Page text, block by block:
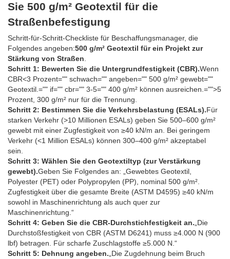
Sie 500 g/m² Geotextil für die
Straßenbefestigung
Schritt-für-Schritt-Checkliste für Beschaffungsmanager, die
Folgendes angeben:500 g/m² Geotextil für ein Projekt zur
Stärkung von Straßen
Schritt 1: Bewerten Sie die Untergrundfestigkeit (CBR).Wenn
CBR<3 Prozent="" schwach="" angeben="" 500 g/m² gewebt=""
Geotextil.="" if="" cbr="" 3-5="" 400 g/m² können ausreichen.="">5
Prozent, 300 g/m² nur für die Trennung.
Schritt 2: Bestimmen Sie die Verkehrsbelastung (ESALs).Für
starken Verkehr (>10 Millionen ESALs) geben Sie 500–600 g/m²
gewebt mit einer Zugfestigkeit von ≥40 kN/m an. Bei geringem
Verkehr (<1 Million ESALs) können 300–400 g/m² akzeptabel
sein.
Schritt 3: Wählen Sie den Geotextiltyp (zur Verstärkung
gewebt).Geben Sie Folgendes an: „Gewebtes Geotextil,
Polyester (PET) oder Polypropylen (PP), nominal 500 g/m².
Zugfestigkeit über die gesamte Breite (ASTM D4595) ≥40 kN/m
sowohl in Maschinenrichtung als auch quer zur
Maschinenrichtung.“
Schritt 4: Geben Sie die CBR-Durchstichfestigkeit an. „Die
Durchstoßfestigkeit von CBR (ASTM D6241) muss ≥4.000 N (900
lbf) betragen. Für scharfe Zuschlagstoffe ≥5.000 N.“
Schritt 5: Dehnung angeben. „Die Zugdehnung beim Bruch